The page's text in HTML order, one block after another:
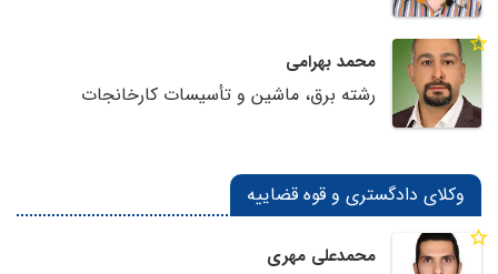
محمد بهرامی
رشته برق، ماشین و تأسیسات کارخانجات
وکلای دادگستری و قوه قضاییه
محمدعلی مهری